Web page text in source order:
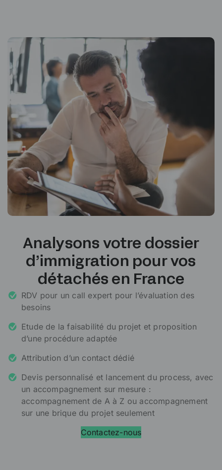
Analysons votre dossier
d’immigration pour vos
détachés en France
RDV pour un call expert pour l’évaluation des
besoins
Etude de la faisabilité du projet et proposition
d’une procédure adaptée
Attribution d’un contact dédié
Devis personnalisé et lancement du process, avec
un accompagnement sur mesure :
accompagnement de A à Z ou accompagnement
sur une brique du projet seulement
Contactez-nous